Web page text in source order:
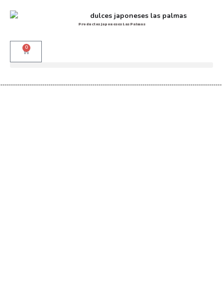
Productos japoneses Las Palmas
0